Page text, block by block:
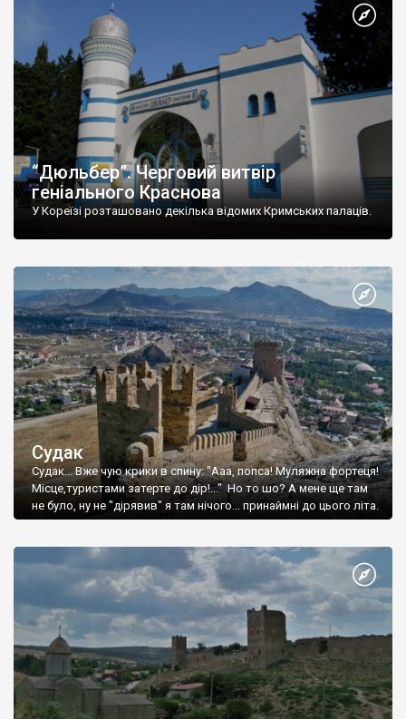
“Дюльбер”. Черговий витвір
геніального Краснова
У Кореїзі розташовано декілька відомих Кримських палаців.
Судак
Судак... Вже чую крики в спину: "Ааа, попса! Муляжна фортеця!
Місце,туристами затерте до дір!..." Но то шо? А мене ще там
не було, ну не "дірявив" я там нічого... принаймні до цього літа.